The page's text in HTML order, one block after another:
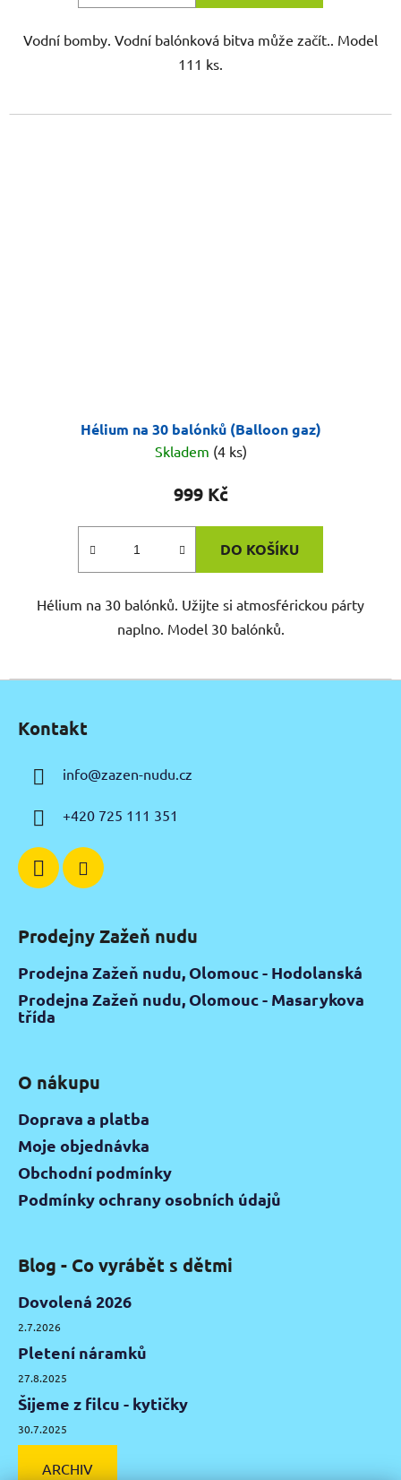
Vodní bomby. Vodní balónková bitva může začít.. Model
111 ks.
Hélium na 30 balónků (Balloon gaz)
Skladem (4 ks)
999 Kč
DO KOŠÍKU
Hélium na 30 balónků. Užijte si atmosférickou párty
naplno. Model 30 balónků.
Kontakt
info@zazen-nudu.cz
+420 725 111 351
Prodejny Zažeň nudu
Prodejna Zažeň nudu, Olomouc - Hodolanská
Prodejna Zažeň nudu, Olomouc - Masarykova
třída
O nákupu
Doprava a platba
Moje objednávka
Obchodní podmínky
Podmínky ochrany osobních údajů
Blog - Co vyrábět s dětmi
Dovolená 2026
2.7.2026
Pletení náramků
27.8.2025
Šijeme z filcu - kytičky
30.7.2025
ARCHIV